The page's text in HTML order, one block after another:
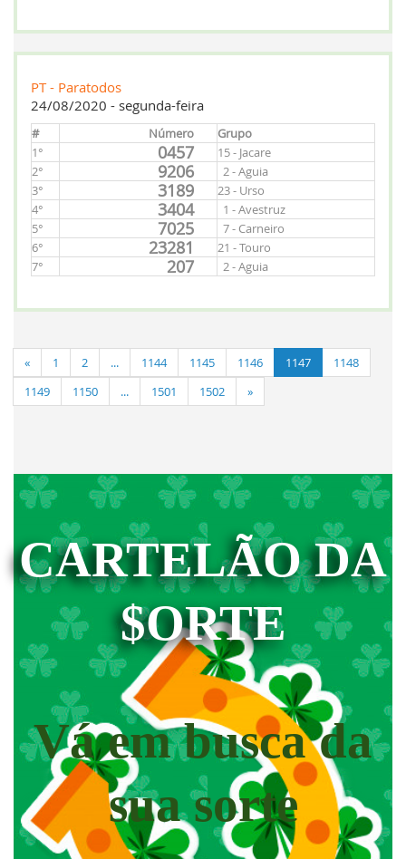
PT - Paratodos
24/08/2020 - segunda-feira
# Número
Grupo
1°
0457
15 - Jacare
2°
9206
2 - Aguia
3°
3189
23 - Urso
4°
3404
1 - Avestruz
5°
7025
7 - Carneiro
6°
23281
21 - Touro
7°
207 2 - Aguia
« 1 2 ... 1144 1145 1146 1147
1148
1149
1150 ... 1501 1502 »
CARTELÃO DA
$ORTE
Vá em busca da
sua sorte